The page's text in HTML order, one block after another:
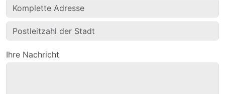
Ihre Nachricht